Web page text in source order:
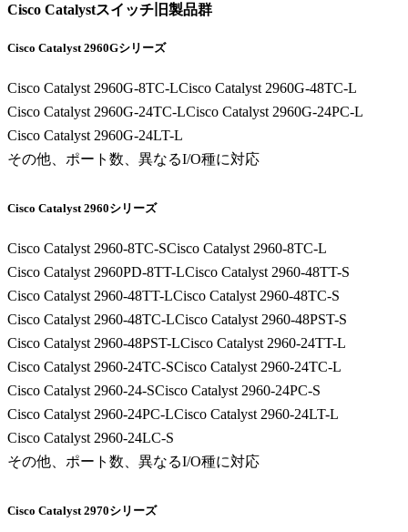
Cisco Catalystスイッチ旧製品群
Cisco Catalyst 2960Gシリーズ
Cisco Catalyst 2960G-8TC-LCisco Catalyst 2960G-48TC-L
Cisco Catalyst 2960G-24TC-LCisco Catalyst 2960G-24PC-L
Cisco Catalyst 2960G-24LT-L
その他、ポート数、異なるI/O種に対応
Cisco Catalyst 2960シリーズ
Cisco Catalyst 2960-8TC-SCisco Catalyst 2960-8TC-L
Cisco Catalyst 2960PD-8TT-LCisco Catalyst 2960-48TT-S
Cisco Catalyst 2960-48TT-LCisco Catalyst 2960-48TC-S
Cisco Catalyst 2960-48TC-LCisco Catalyst 2960-48PST-S
Cisco Catalyst 2960-48PST-LCisco Catalyst 2960-24TT-L
Cisco Catalyst 2960-24TC-SCisco Catalyst 2960-24TC-L
Cisco Catalyst 2960-24-SCisco Catalyst 2960-24PC-S
Cisco Catalyst 2960-24PC-LCisco Catalyst 2960-24LT-L
Cisco Catalyst 2960-24LC-S
その他、ポート数、異なるI/O種に対応
Cisco Catalyst 2970シリーズ